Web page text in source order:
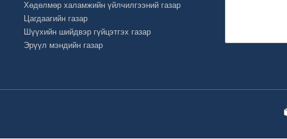
Хөдөлмөр халамжийн үйлчилгээний газар
Цагдаагийн газар
Шүүхийн шийдвэр гүйцэтгэх газар
Эрүүл мэндийн газар